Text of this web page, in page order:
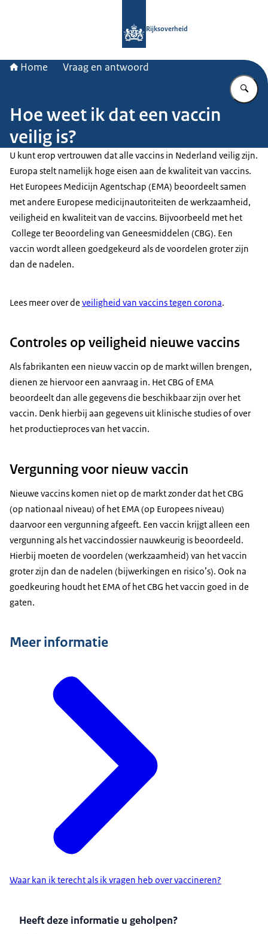
Rijksoverheid
Home Vraag en antwoord
Hoe weet ik dat een vaccin
veilig is?
U kunt erop vertrouwen dat alle vaccins in Nederland veilig zijn.
Europa stelt namelijk hoge eisen aan de kwaliteit van vaccins.
Het Europees Medicijn Agentschap (EMA) beoordeelt samen
met andere Europese medicijnautoriteiten de werkzaamheid,
veiligheid en kwaliteit van de vaccins. Bijvoorbeeld met het
College ter Beoordeling van Geneesmiddelen (CBG). Een
vaccin wordt alleen goedgekeurd als de voordelen groter zijn
dan de nadelen.
Lees meer over de veiligheid van vaccins tegen corona.
Controles op veiligheid nieuwe vaccins
Als fabrikanten een nieuw vaccin op de markt willen brengen,
dienen ze hiervoor een aanvraag in. Het CBG of EMA
beoordeelt dan alle gegevens die beschikbaar zijn over het
vaccin. Denk hierbij aan gegevens uit klinische studies of over
het productieproces van het vaccin.
Vergunning voor nieuw vaccin
Nieuwe vaccins komen niet op de markt zonder dat het CBG
(op nationaal niveau) of het EMA (op Europees niveau)
daarvoor een vergunning afgeeft. Een vaccin krijgt alleen een
vergunning als het vaccindossier nauwkeurig is beoordeeld.
Hierbij moeten de voordelen (werkzaamheid) van het vaccin
groter zijn dan de nadelen (bijwerkingen en risico’s). Ook na
goedkeuring houdt het EMA of het CBG het vaccin goed in de
gaten.
Meer informatie
Waar kan ik terecht als ik vragen heb over vaccineren?
Heeft deze informatie u geholpen?